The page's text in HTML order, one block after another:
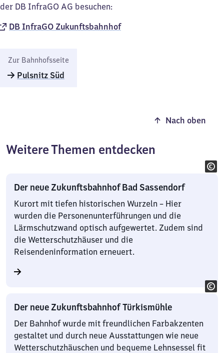
der DB InfraGO AG besuchen:
DB InfraGO Zukunftsbahnhof​
Zur Bahnhofsseite
Pulsnitz Süd
Nach oben
Weitere Themen entdecken
Der neue Zukunftsbahnhof Bad Sassendorf
Kurort mit tiefen historischen Wurzeln – Hier
wurden die Personenunterführungen und die
Lärmschutzwand optisch aufgewertet. Zudem sind
die Wetterschutzhäuser und die
Reisendeninformation erneuert.
Der neue Zukunftsbahnhof Türkismühle
Der Bahnhof wurde mit freundlichen Farbakzenten
gestaltet und durch neue Ausstattungen wie neue
Wetterschutzhäuschen und bequeme Lehnsessel fit